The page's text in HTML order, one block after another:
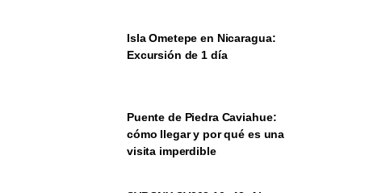
Isla Ometepe en Nicaragua:
Excursión de 1 día
Puente de Piedra Caviahue:
cómo llegar y por qué es una
visita imperdible